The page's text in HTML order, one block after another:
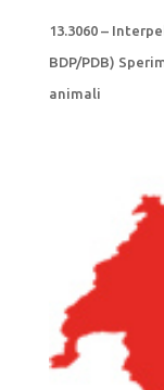
13.3060 –
BDP/PDB)
animali